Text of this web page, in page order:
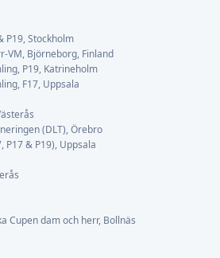
P19, Stockholm
VM, Björneborg, Finland
P19, Katrineholm
F17, Uppsala
(DLT), Örebro
P17 & P19), Uppsala
Cupen dam och herr, Bollnäs